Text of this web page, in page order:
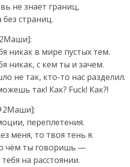
не знает границ,
без страниц.
никак в мире пустых тем.
никак, с кем ты и зачем.
не так, кто-то нас разделил.
так! Как? Fuck! Как?!
переплетения.
меня, то твоя тень я.
чём ты говоришь —
на расстоянии.